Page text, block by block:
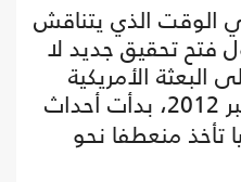
الوقت الذي يتناقش
فتح تحقيق جديد لا
الأمريكية
أيلول/ سبتمبر 2012، بدأت أحداث
تأخذ منعطفا نحو